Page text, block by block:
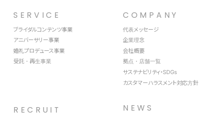
SERVICE
ブライダルコンテンツ事業
アニバーサリー事業
婚礼プロデュース事業
受託・再生事業
COMPANY
代表メッセージ
企業理念
会社概要
拠点・店舗一覧
サステナビリティ・SDGs
カスタマーハラスメント対応方針
RECRUIT NEWS